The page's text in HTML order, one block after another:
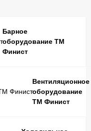
включает
вытяжные,
кондитерские
противни, барное
которое помогает
работающих в
Барное
оборудование ТМ
Финист
Вентиляционное
оборудование
ТМ Финист